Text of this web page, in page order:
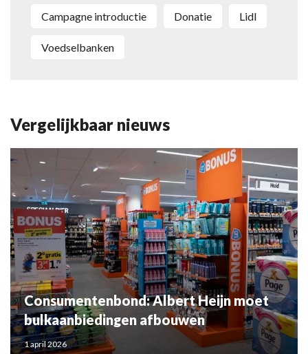
campagne introductie donatie Lidl
Voedselbanken
Vergelijkbaar nieuws
Consumentenbond: Albert Heijn moet
bulkaanbiedingen afbouwen
1 april 2026